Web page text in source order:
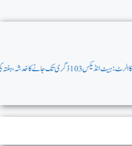
نیویارک اورنیوجرسی میں شدیدترین گرمی کا الرٹ:ہیٹ انڈیکس103ڈگری تک جانےکاخدشہ،ہفتہ کی